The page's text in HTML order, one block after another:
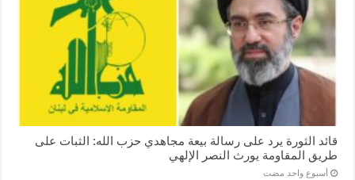
قائد الثورة يرد على رسالة بيعة مجاهدي حزب الله: الثبات على
طريق المقاومة يورث النصر الإلهي
‏أسبوع واحد مضت